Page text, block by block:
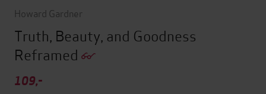
Howard Gardner
Truth, Beauty, and Goodness
Reframed
109,-